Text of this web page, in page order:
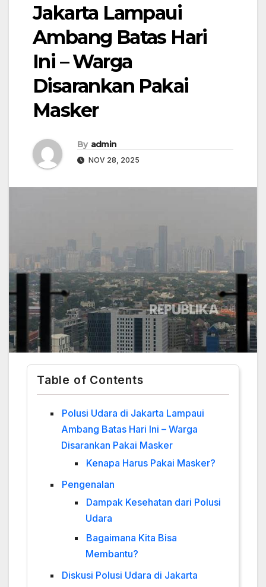
Jakarta Lampaui
Ambang Batas Hari
Ini – Warga
Disarankan Pakai
Masker
By admin
NOV 28, 2025
Table of Contents
Polusi Udara di Jakarta Lampaui
Ambang Batas Hari Ini – Warga
Disarankan Pakai Masker
Kenapa Harus Pakai Masker?
Pengenalan
Dampak Kesehatan dari Polusi
Udara
Bagaimana Kita Bisa
Membantu?
Diskusi Polusi Udara di Jakarta